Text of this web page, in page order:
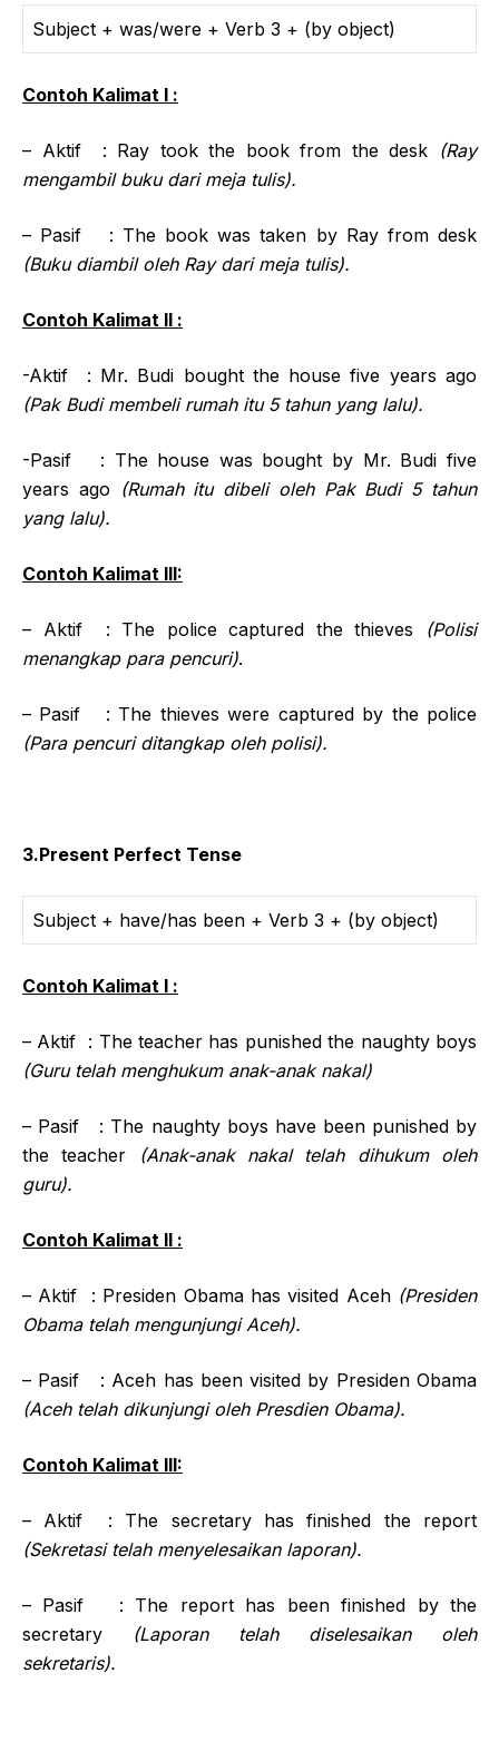
Subject + was/were + Verb 3 + (by object)
Contoh Kalimat I :
– Aktif : Ray took the book from the desk (Ray
mengambil buku dari meja tulis).
– Pasif : The book was taken by Ray from desk
(Buku diambil oleh Ray dari meja tulis).
Contoh Kalimat II :
-Aktif : Mr. Budi bought the house five years ago
(Pak Budi membeli rumah itu 5 tahun yang lalu).
-Pasif : The house was bought by Mr. Budi five
years ago (Rumah itu dibeli oleh Pak Budi 5 tahun
yang lalu).
Contoh Kalimat III:
– Aktif : The police captured the thieves (Polisi
menangkap para pencuri).
– Pasif : The thieves were captured by the police
(Para pencuri ditangkap oleh polisi).
3.Present Perfect Tense
Subject + have/has been + Verb 3 + (by object)
Contoh Kalimat I :
– Aktif : The teacher has punished the naughty boys
(Guru telah menghukum anak-anak nakal)
– Pasif : The naughty boys have been punished by
the teacher
(Anak-anak nakal telah dihukum oleh
guru).
Contoh Kalimat II :
– Aktif : Presiden Obama has visited Aceh (Presiden
Obama telah mengunjungi Aceh).
– Pasif : Aceh has been visited by Presiden Obama
(Aceh telah dikunjungi oleh Presdien Obama).
Contoh Kalimat III:
– Aktif : The secretary has finished the report
(Sekretasi telah menyelesaikan laporan).
– Pasif : The report has been finished by the
secretary (Laporan telah diselesaikan oleh
sekretaris).